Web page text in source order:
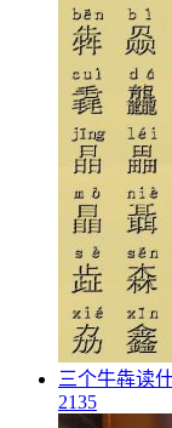
三个牛犇读
2135